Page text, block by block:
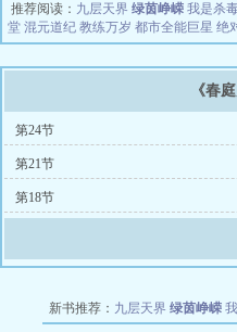
推荐阅读： 九层天界 绿茵峥嵘 我是杀
堂 混元道纪 教练万岁 都市全能巨星 绝
《春
第24节
第21节
第18节
新书推荐： 九层天界 绿茵峥嵘